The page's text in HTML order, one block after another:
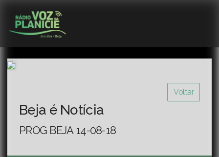
Voltar
Beja é Notícia
PROG BEJA 14-08-18